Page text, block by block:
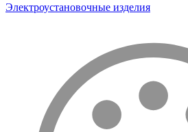
Электроустановочные изделия